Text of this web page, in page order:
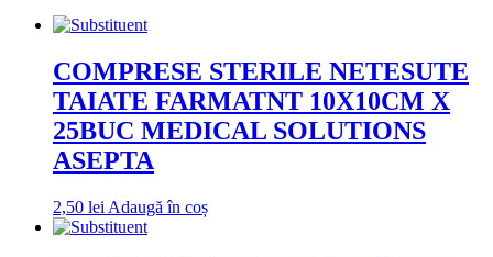
COMPRESE STERILE NETESUTE
TAIATE FARMATNT 10X10CM X
25BUC MEDICAL SOLUTIONS
ASEPTA
2,50 lei Adaugă în coș